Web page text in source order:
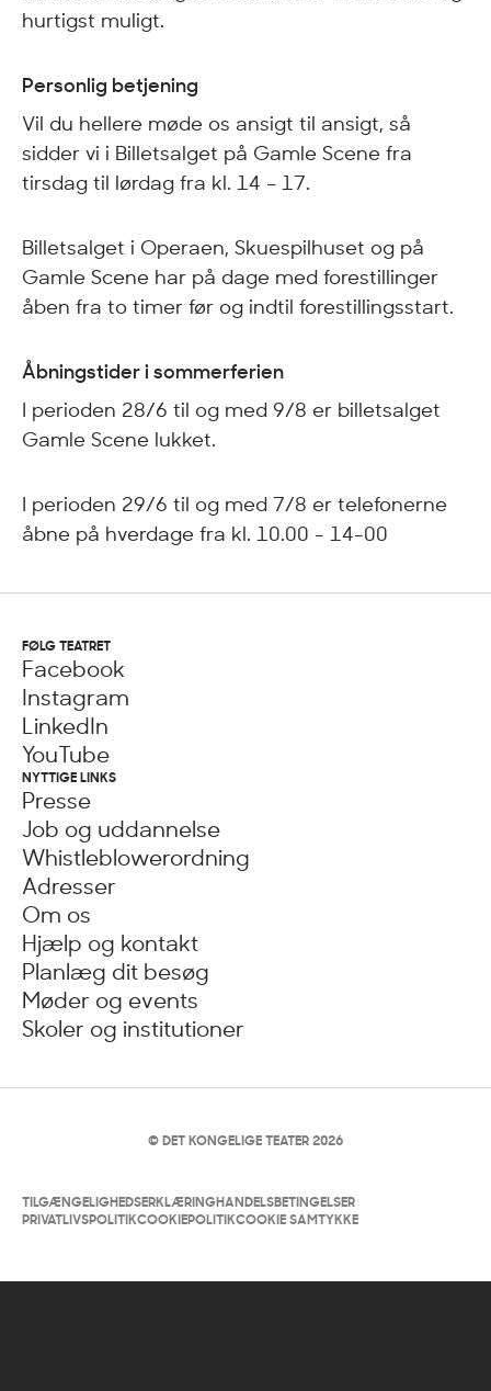
© DET KONGELIGE TEATER 2026
hurtigst muligt.
Personlig betjening
Vil du hellere møde os ansigt til ansigt, så
sidder vi i Billetsalget på Gamle Scene fra
tirsdag til lørdag fra kl. 14 – 17.
Billetsalget i Operaen, Skuespilhuset og på
Gamle Scene har på dage med forestillinger
åben fra to timer før og indtil forestillingsstart.
Åbningstider i sommerferien
I perioden 28/6 til og med 9/8 er billetsalget
Gamle Scene lukket.
I perioden 29/6 til og med 7/8 er telefonerne
åbne på hverdage fra kl. 10.00 - 14-00
NYTTIGE LINKS
Presse
Job og uddannelse
Whistleblowerordning
Adresser
Om os
Hjælp og kontakt
Planlæg dit besøg
Møder og events
Skoler og institutioner
FØLG TEATRET
Facebook
Instagram
LinkedIn
YouTube
TILGÆNGELIGHEDSERKLÆRING HANDELSBETINGELSER
PRIVATLIVSPOLITIK COOKIEPOLITIK COOKIE SAMTYKKE